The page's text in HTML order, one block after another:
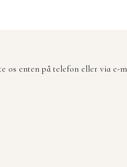
os enten på telefon eller via e-